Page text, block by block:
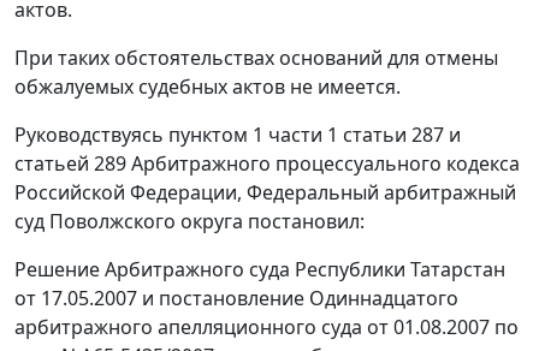
актов.
При таких обстоятельствах оснований для отмены
обжалуемых судебных актов не имеется.
Руководствуясь пунктом 1 части 1 статьи 287 и
статьей 289Арбитражного процессуального кодекса
Российской Федерации, Федеральный арбитражный
суд Поволжского округа постановил:
Решение Арбитражного суда Республики Татарстан
от 17.05.2007 и постановление Одиннадцатого
арбитражного апелляционного суда от 01.08.2007 по